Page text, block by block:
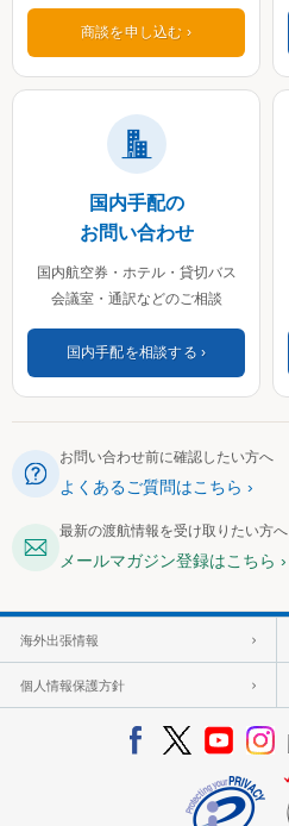
商談を申し込む
国内手配の
お問い合わせ
国内航空券・ホテル・貸切バス
会議室・通訳などのご相談
国内手配を相談する
お問い合わせ前に確認したい方へ
よくあるご質問はこちら
最新の渡航情報を受け取りたい方へ
メールマガジン登録はこちら
海外出張情報
個人情報保護方針